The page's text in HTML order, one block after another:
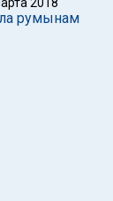
румынам